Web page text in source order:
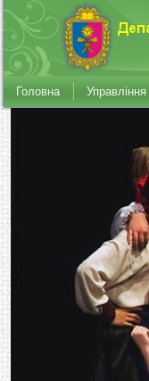
Головна Управління